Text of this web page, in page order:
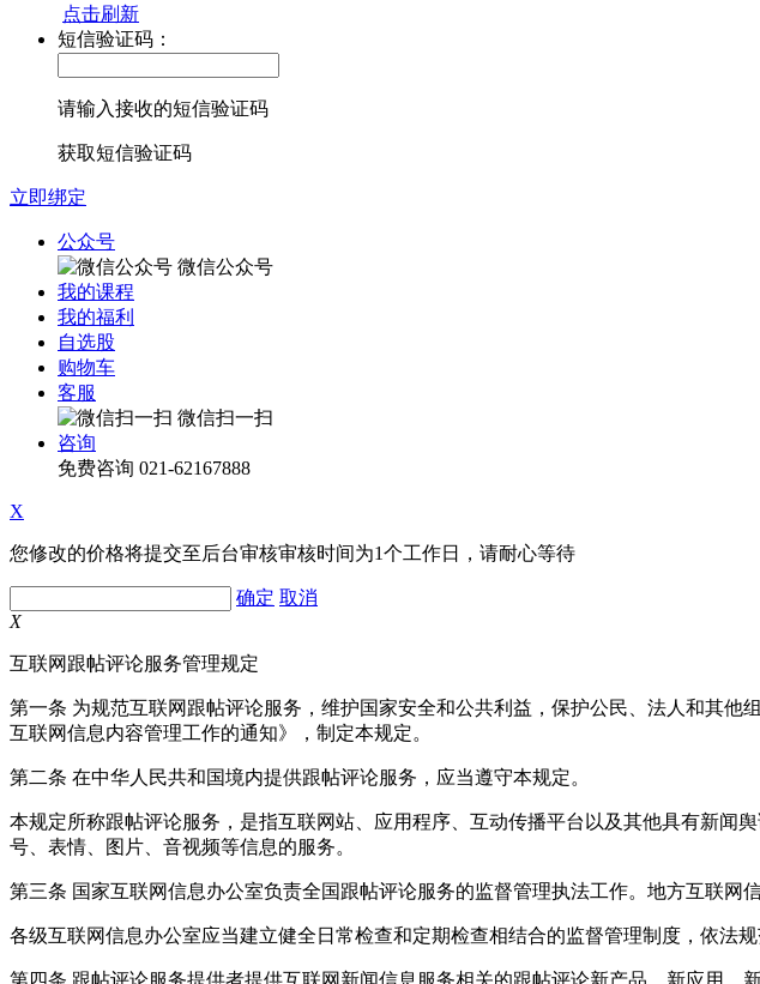
点击刷新
短信验证码：
请输入接收的短信验证码
获取短信验证码
立即绑定
公众号
微信公众号
我的课程
我的福利
自选股
购物车
客服
微信扫一扫
咨询
免费咨询 021-62167888
X
您修改的价格将提交至后台审核审核时间为1个工作日，请耐心等待
确定 取消
X
互联网跟帖评论服务管理规定
第一条 为规范互联网跟帖评论服务，维护国家安全和公共利益，保护公民、法人和其
互联网信息内容管理工作的通知》，制定本规定。
第二条 在中华人民共和国境内提供跟帖评论服务，应当遵守本规定。
本规定所称跟帖评论服务，是指互联网站、应用程序、互动传播平台以及其他具有新闻
号、表情、图片、音视频等信息的服务。
第三条 国家互联网信息办公室负责全国跟帖评论服务的监督管理执法工作。地方互联网
各级互联网信息办公室应当建立健全日常检查和定期检查相结合的监督管理制度，依法
第四条 跟帖评论服务提供者提供互联网新闻信息服务相关的跟帖评论新产品、新应用、